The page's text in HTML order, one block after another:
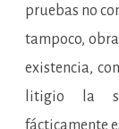
pruebas no
tampoco,
existencia,
litigio la
fácticamente